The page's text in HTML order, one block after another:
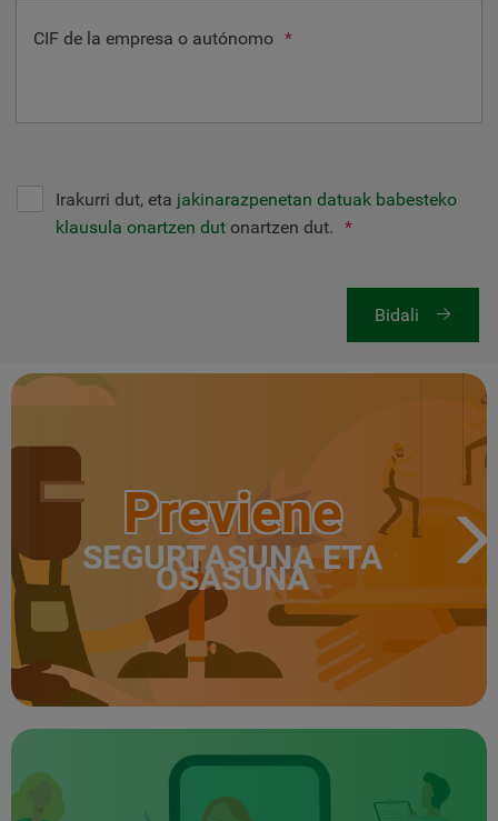
CIF de la empresa o autónomo *
Irakurri dut, eta jakinarazpenetan datuak babesteko
klausula onartzen dut onartzen dut. *
Bidali
Previene
SEGURTASUNA ETA
OSASUNA